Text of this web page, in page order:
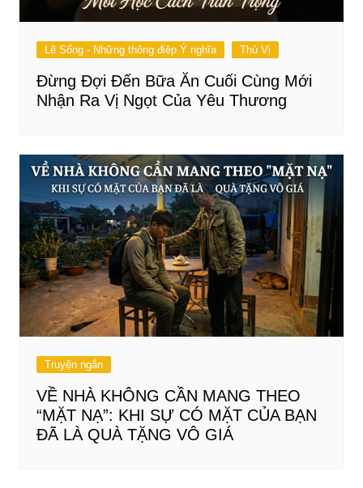
Lẽ Sống - Những thông điệp Ý nghĩa Thú Vị
Đừng Đợi Đến Bữa Ăn Cuối Cùng Mới
Nhận Ra Vị Ngọt Của Yêu Thương
Truyện ngắn
VỀ NHÀ KHÔNG CẦN MANG THEO
“MẶT NẠ”: KHI SỰ CÓ MẶT CỦA BẠN
ĐÃ LÀ QUÀ TẶNG VÔ GIÁ